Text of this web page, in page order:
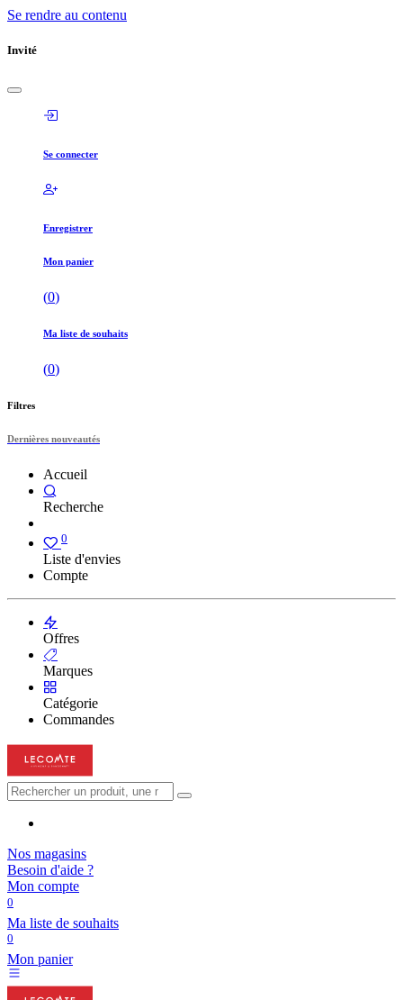
Se rendre au contenu
Invité
Se connecter
Enregistrer
Mon panier
(0)
Ma liste de souhaits
(0)
Filtres
Dernières nouveautés
Accueil
Recherche
0
Liste d'envies
Compte
Offres
Marques
Catégorie
Commandes
Nos magasins
Besoin d'aide ?
Mon compte
0
Ma liste de souhaits
0
Mon panier